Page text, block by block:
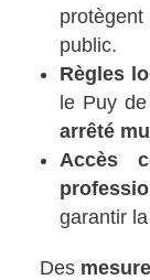
protègent
public.
Règles
le Puy
arrêté
Accès
garantir
Des